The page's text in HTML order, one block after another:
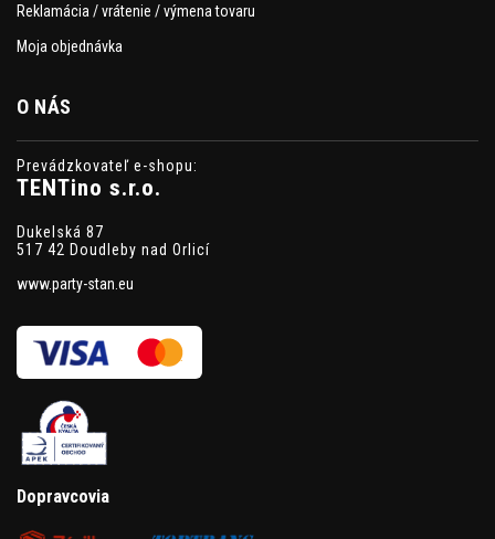
Reklamácia / vrátenie / výmena tovaru
Moja objednávka
O NÁS
Prevádzkovateľ e-shopu:
TENTino s.r.o.
Dukelská 87
517 42 Doudleby nad Orlicí
www.party-stan.eu
Dopravcovia